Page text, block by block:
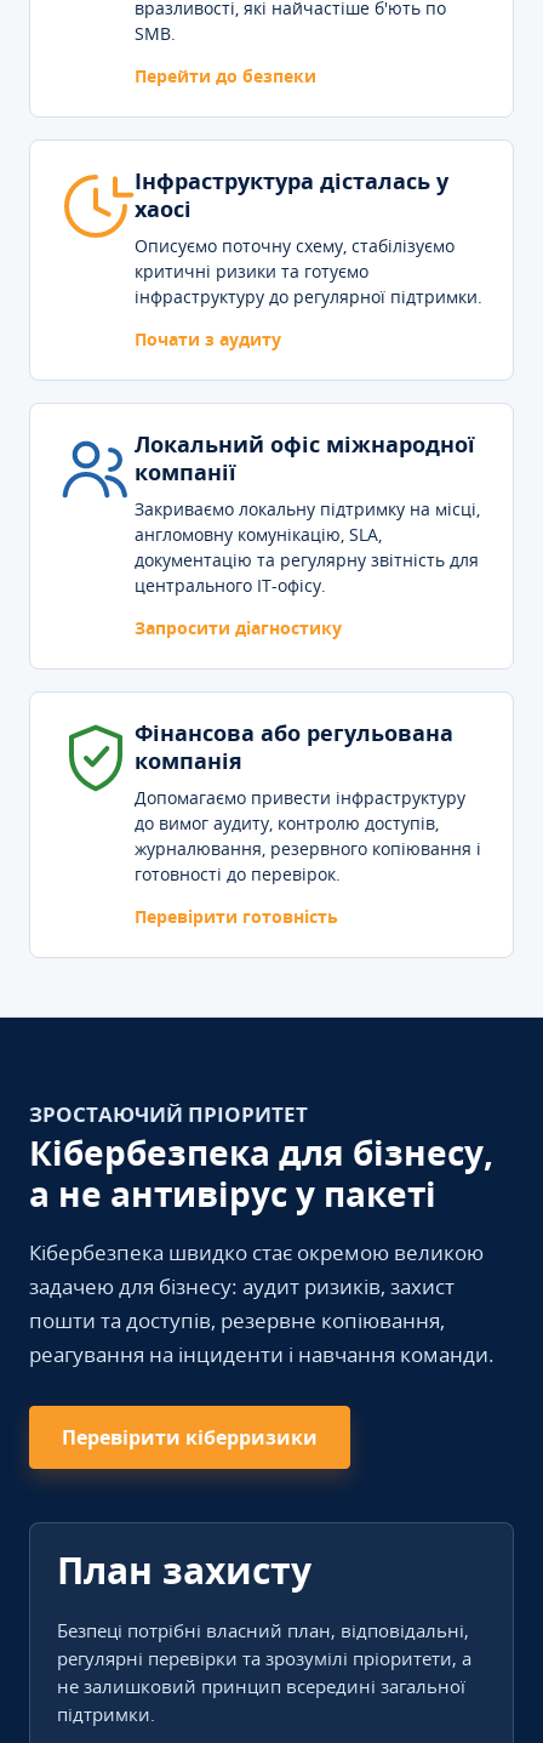
вразливості, які найчастіше б'ють по
SMB.
Перейти до безпеки
Інфраструктура дісталась у
хаосі
Описуємо поточну схему, стабілізуємо
критичні ризики та готуємо
інфраструктуру до регулярної підтримки.
Почати з аудиту
Локальний офіс міжнародної
компанії
Закриваємо локальну підтримку на місці,
англомовну комунікацію, SLA,
документацію та регулярну звітність для
центрального IT-офісу.
Запросити діагностику
Фінансова або регульована
компанія
Допомагаємо привести інфраструктуру
до вимог аудиту, контролю доступів,
журналювання, резервного копіювання і
готовності до перевірок.
Перевірити готовність
ЗРОСТАЮЧИЙ ПРІОРИТЕТ
Кібербезпека для бізнесу,
а не антивірус у пакеті
Кібербезпека швидко стає окремою великою
задачею для бізнесу: аудит ризиків, захист
пошти та доступів, резервне копіювання,
реагування на інциденти і навчання команди.
Перевірити кіберризики
План захисту
Безпеці потрібні власний план, відповідальні,
регулярні перевірки та зрозумілі пріоритети, а
не залишковий принцип всередині загальної
підтримки.